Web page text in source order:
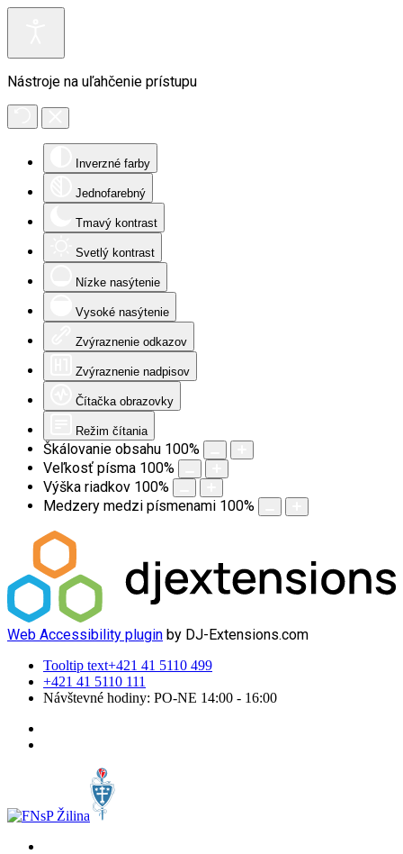
Nástroje na uľahčenie prístupu
Inverzné farby
Jednofarebný
Tmavý kontrast
Svetlý kontrast
Nízke nasýtenie
Vysoké nasýtenie
Zvýraznenie odkazov
Zvýraznenie nadpisov
Čítačka obrazovky
Režim čítania
Škálovanie obsahu 100%
Veľkosť písma 100%
Výška riadkov 100%
Medzery medzi písmenami 100%
Web Accessibility plugin by DJ-Extensions.com
Tooltip text+421 41 5110 499
+421 41 5110 111
Návštevné hodiny: PO-NE 14:00 - 16:00